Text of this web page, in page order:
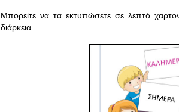
Μπορείτε να τα εκτυπώσετε σε λεπτό
διάρκεια.